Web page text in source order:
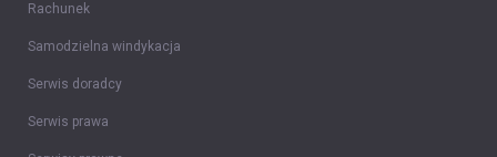
Rachunek
Samodzielna windykacja
Serwis doradcy
Serwis prawa